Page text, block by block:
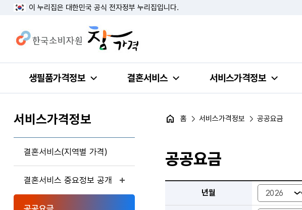
이 누리집은 대한민국 공식 전자정부 누리집입니다.
생필품가격정보 결혼서비스 서비스가격정보
서비스가격정보
결혼서비스(지역별 가격)
결혼서비스 중요정보 공개
홈 서비스가격정보 공공요금
공공요금
년월